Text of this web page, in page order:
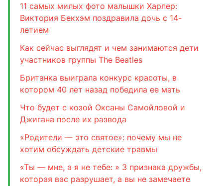
11 самых милых фото малышки Харпер:
Виктория Бекхэм поздравила дочь с 14-
летием
Как сейчас выглядят и чем занимаются дети
участников группы The Beatles
Британка выиграла конкурс красоты, в
котором 40 лет назад победила ее мать
Что будет с козой Оксаны Самойловой и
Джигана после их развода
«Родители — это святое»: почему мы не
хотим обсуждать детские травмы
«Ты — мне, а я не тебе: » 3 признака дружбы,
которая вас разрушает, а вы не замечаете